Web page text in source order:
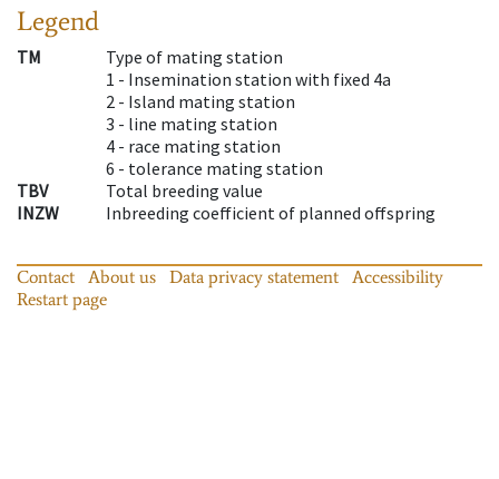
Legend
TM
Type of mating station
1 - Insemination station with fixed 4a
2 - Island mating station
3 - line mating station
4 - race mating station
6 - tolerance mating station
TBV
Total breeding value
INZW
Inbreeding coefficient of planned offspring
Contact About us Data privacy statement
Accessibility
Restart page